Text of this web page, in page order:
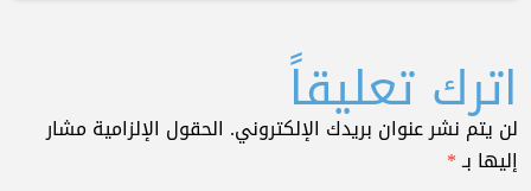
اترك تعليقاً
لن يتم نشر عنوان بريدك الإلكتروني. الحقول الإلزامية مشار
إليها بـ*